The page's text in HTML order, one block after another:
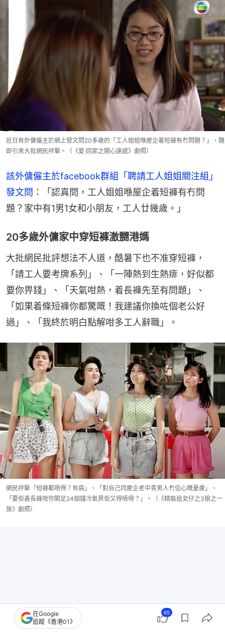
近日有外傭僱主於網上發文問20多歲的「工人姐姐喺屋企着短褲有冇問題？」，隨
即引來大批網民抨擊。（《愛·回家之開心速遞》劇照）
該外傭僱主於facebook群組「聘請工人姐姐關注組」
發文問 ：「認真問，工人姐姐喺屋企着短褲有冇問
題？家中有1男1女和小朋友，工人廿幾歲。」
20多歲外傭家中穿短褲激嬲港媽
大批網民批評想法不人道，酷暑下也不准穿短褲，
「請工人要考牌系列」、「一陣熱到生熱痱，好似都
要你畀錢」、「天氣咁熱，着長褲先至有問題」、
「如果着條短褲你都驚嘅！我建議你換咗個老公好
過」、「我終於明白點解咁多工人辭職」。
網民抨擊「短褲都唔得？有病」、「對自己同屋企老中青男人冇信心嘅憂慮」、
「要佢着長褲咁你開足24個鐘冷氣畀佢又得唔得？」。（《精裝追女仔之3狼之一
族》劇照）
在Google
追蹤《香港01》
65